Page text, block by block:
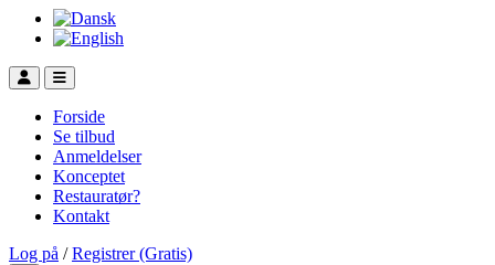
Forside
Se tilbud
Anmeldelser
Konceptet
Restauratør?
Kontakt
Log på / Registrer (Gratis)